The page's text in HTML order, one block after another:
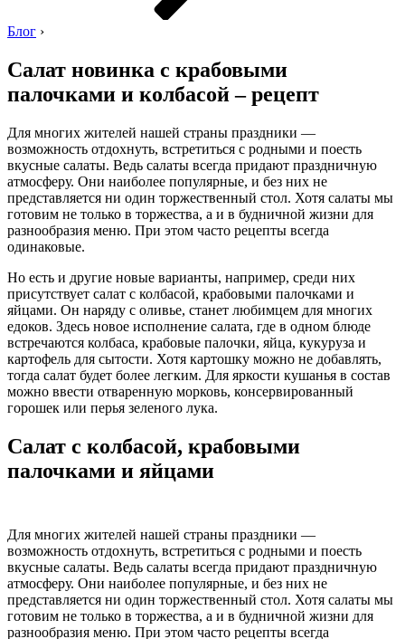
Блог ›
Салат новинка с крабовыми
палочками и колбасой – рецепт
Для многих жителей нашей страны праздники —
возможность отдохнуть, встретиться с родными и поесть
вкусные салаты. Ведь салаты всегда придают праздничную
атмосферу. Они наиболее популярные, и без них не
представляется ни один торжественный стол. Хотя салаты мы
готовим не только в торжества, а и в будничной жизни для
разнообразия меню. При этом часто рецепты всегда
одинаковые.
Но есть и другие новые варианты, например, среди них
присутствует салат с колбасой, крабовыми палочками и
яйцами. Он наряду с оливье, станет любимцем для многих
едоков. Здесь новое исполнение салата, где в одном блюде
встречаются колбаса, крабовые палочки, яйца, кукуруза и
картофель для сытости. Хотя картошку можно не добавлять,
тогда салат будет более легким. Для яркости кушанья в состав
можно ввести отваренную морковь, консервированный
горошек или перья зеленого лука.
Салат с колбасой, крабовыми
палочками и яйцами
Для многих жителей нашей страны праздники —
возможность отдохнуть, встретиться с родными и поесть
вкусные салаты. Ведь салаты всегда придают праздничную
атмосферу. Они наиболее популярные, и без них не
представляется ни один торжественный стол. Хотя салаты мы
готовим не только в торжества, а и в будничной жизни для
разнообразия меню. При этом часто рецепты всегда